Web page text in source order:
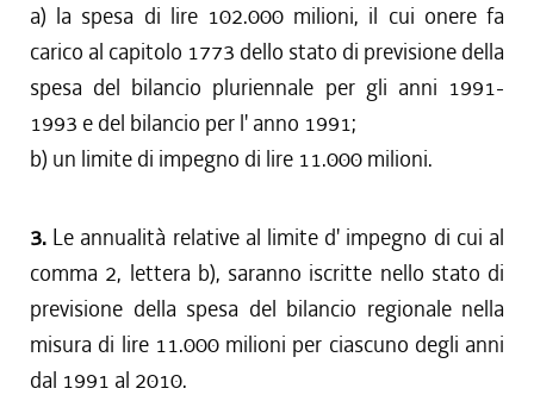
a) la spesa di lire 102.000 milioni, il cui onere fa
carico al capitolo 1773 dello stato di previsione della
spesa del bilancio pluriennale per gli anni 1991-
1993 e del bilancio per l' anno 1991;
b) un limite di impegno di lire 11.000 milioni.
3. Le annualità relative al limite d' impegno di cui al
comma 2, lettera b), saranno iscritte nello stato di
previsione della spesa del bilancio regionale nella
misura di lire 11.000 milioni per ciascuno degli anni
dal 1991 al 2010.